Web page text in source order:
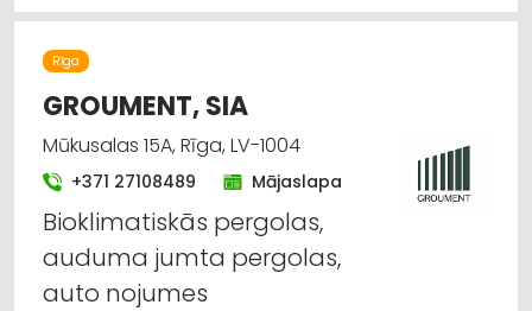
Rīga
GROUMENT, SIA
Mūkusalas 15A, Rīga, LV-1004
+371 27108489 Mājaslapa
Bioklimatiskās pergolas,
auduma jumta pergolas,
auto nojumes